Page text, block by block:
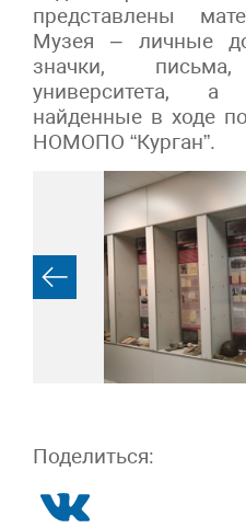
представлены
Музея – личные
значки,
университета,
найденные в ходе
НОМОПО “Курган”.
Поделиться: